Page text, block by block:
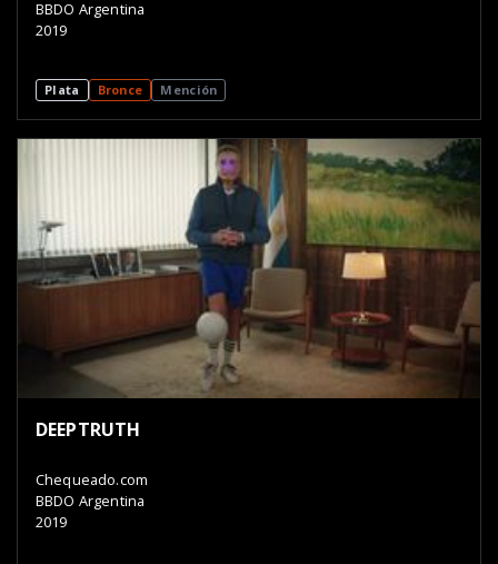
BBDO Argentina
2019
Plata Bronce Mención
DEEPTRUTH
Chequeado.com
BBDO Argentina
2019